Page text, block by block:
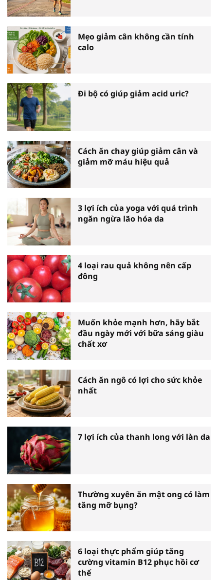
Mẹo giảm cân không cần tính
calo
Đi bộ có giúp giảm acid uric?
Cách ăn chay giúp giảm cân và
giảm mỡ máu hiệu quả
3 lợi ích của yoga với quá trình
ngăn ngừa lão hóa da
4 loại rau quả không nên cấp
đông
Muốn khỏe mạnh hơn, hãy bắt
đầu ngày mới với bữa sáng giàu
chất xơ
Cách ăn ngô có lợi cho sức khỏe
nhất
7 lợi ích của thanh long với làn da
Thường xuyên ăn mật ong có làm
tăng mỡ bụng?
6 loại thực phẩm giúp tăng
cường vitamin B12 phục hồi cơ
thể